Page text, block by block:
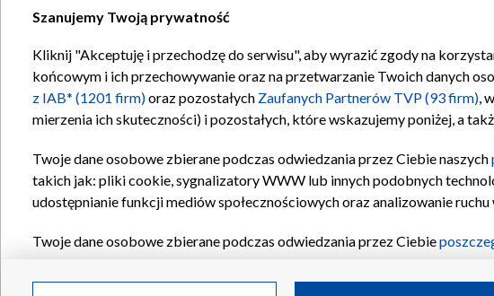
Regulamin TVP Polityka
Szanujemy Twoją prywatność
Kliknij "Akceptuję i przechodzę do serwisu", aby wyrazić zgody na
końcowym i ich przechowywanie oraz na przetwarzanie Twoich danych
z IAB* (1201 firm)oraz pozostałych Zaufanych Partnerów TVP (93 firm),
mierzenia ich skuteczności) i pozostałych, które wskazujemy poniżej, a
Twoje dane osobowe zbierane podczas odwiedzania przez Ciebie naszych
takich jak: pliki cookie, sygnalizatory WWW lub innych podobnych
udostępnianie funkcji mediów społecznościowych oraz analizowanie ruchu
Twoje dane osobowe zbierane podczas odwiedzania przez Ciebie
Partnerów TVPdla realizacji następujących celów i funkcji: